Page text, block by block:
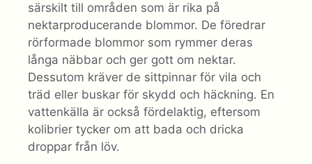
särskilt till områden som är rika på
nektarproducerande blommor. De föredrar
rörformade blommor som rymmer deras
långa näbbar och ger gott om nektar.
Dessutom kräver de sittpinnar för vila och
träd eller buskar för skydd och häckning. En
vattenkälla är också fördelaktig, eftersom
kolibrier tycker om att bada och dricka
droppar från löv.